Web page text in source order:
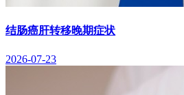
结肠癌肝转移晚期症状
2026-07-23